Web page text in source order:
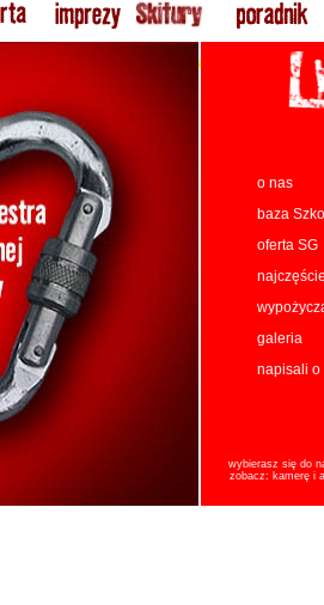
o nas
baza
oferta SG
galeria
napisali o
wybierasz się do
zobacz: kamerę i